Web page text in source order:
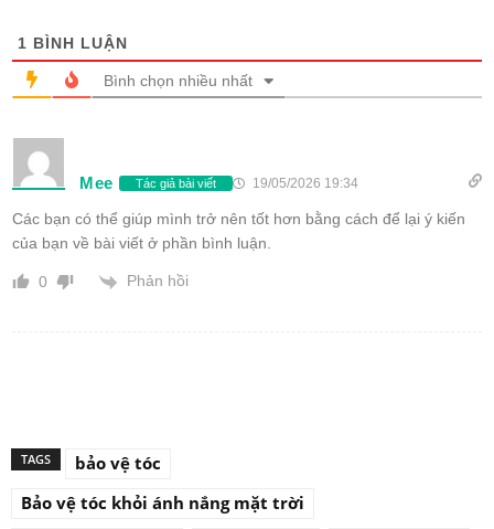
1 BÌNH LUẬN
Bình chọn nhiều nhất
Mee Tác giả bài viết 19/05/2026 19:34
Các bạn có thể giúp mình trở nên tốt hơn bằng cách để lại ý kiến
của bạn về bài viết ở phần bình luận.
0 Phản hồi
TAGS
bảo vệ tóc
Bảo vệ tóc khỏi ánh nắng mặt trời